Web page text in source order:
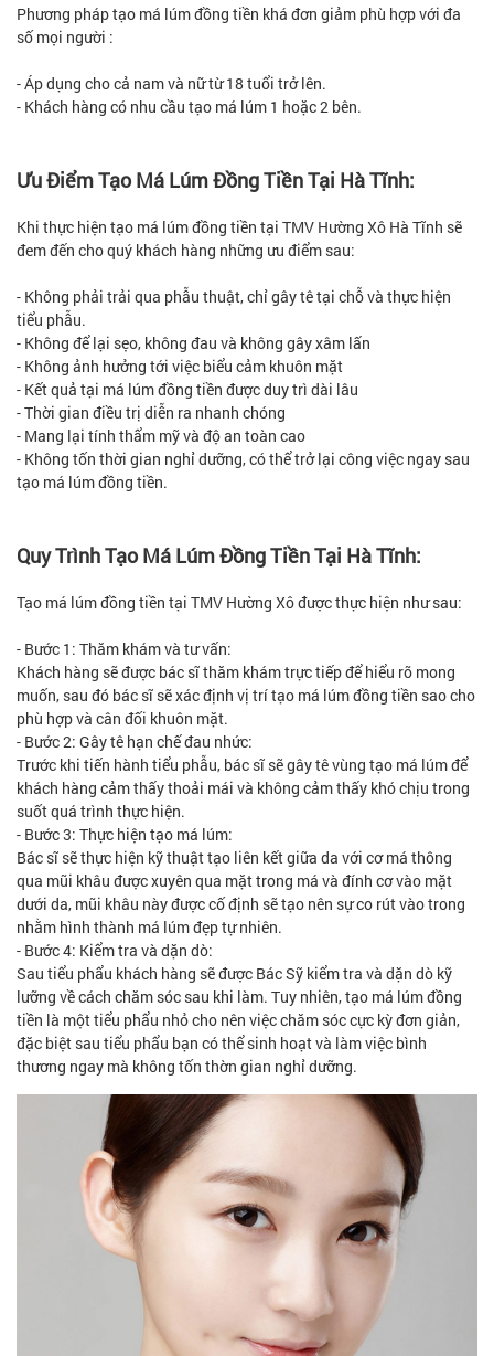
Phương pháp tạo má lúm đồng tiền khá đơn giảm phù hợp với đa
số mọi người :
- Áp dụng cho cả nam và nữ từ 18 tuổi trở lên.
- Khách hàng có nhu cầu tạo má lúm 1 hoặc 2 bên.
Ưu Điểm Tạo Má Lúm Đồng Tiền Tại Hà Tĩnh:
Khi thực hiện tạo má lúm đồng tiền tại TMV Hường Xô Hà Tĩnh sẽ
đem đến cho quý khách hàng những ưu điểm sau:
- Không phải trải qua phẫu thuật, chỉ gây tê tại chỗ và thực hiện
tiểu phẫu.
- Không để lại sẹo, không đau và không gây xâm lấn
- Không ảnh hưởng tới việc biểu cảm khuôn mặt
- Kết quả tại má lúm đồng tiền được duy trì dài lâu
- Thời gian điều trị diễn ra nhanh chóng
- Mang lại tính thẩm mỹ và độ an toàn cao
- Không tốn thời gian nghỉ dưỡng, có thể trở lại công việc ngay sau
tạo má lúm đồng tiền.
Quy Trình Tạo Má Lúm Đồng Tiền Tại Hà Tĩnh:
Tạo má lúm đồng tiền tại TMV Hường Xô được thực hiện như sau:
- Bước 1: Thăm khám và tư vấn:
Khách hàng sẽ được bác sĩ thăm khám trực tiếp để hiểu rõ mong
muốn, sau đó bác sĩ sẽ xác định vị trí tạo má lúm đồng tiền sao cho
phù hợp và cân đối khuôn mặt.
- Bước 2: Gây tê hạn chế đau nhức:
Trước khi tiến hành tiểu phẫu, bác sĩ sẽ gây tê vùng tạo má lúm để
khách hàng cảm thấy thoải mái và không cảm thấy khó chịu trong
suốt quá trình thực hiện.
- Bước 3: Thực hiện tạo má lúm:
Bác sĩ sẽ thực hiện kỹ thuật tạo liên kết giữa da với cơ má thông
qua mũi khâu được xuyên qua mặt trong má và đính cơ vào mặt
dưới da, mũi khâu này được cố định sẽ tạo nên sự co rút vào trong
nhằm hình thành má lúm đẹp tự nhiên.
- Bước 4: Kiểm tra và dặn dò:
Sau tiểu phẩu khách hàng sẽ được Bác Sỹ kiểm tra và dặn dò kỹ
lưỡng về cách chăm sóc sau khi làm. Tuy nhiên, tạo má lúm đồng
tiền là một tiểu phẩu nhỏ cho nên việc chăm sóc cực kỳ đơn giản,
đặc biệt sau tiểu phẩu bạn có thể sinh hoạt và làm việc bình
thương ngay mà không tốn thờn gian nghỉ dưỡng.